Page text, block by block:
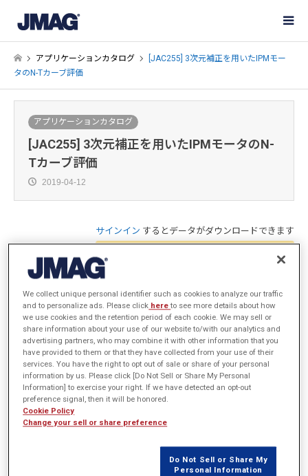
アプリケーションカタログ
[JAC255] 3次元補正を用いたIPMモー
タのN-Tカーブ評価
アプリケーションカタログ
[JAC255] 3次元補正を用いたIPMモータのN-
Tカーブ評価
2019-04-12
サインイン するとデータがダウンロードできます
概要
We collect unique personal identifier such as cookies to analyze our traffic
and to personalize ads. Please click hereto see more details about how
we use cookies and the retention period of each cookie. We may sell or
share information about your use of our website to/with our analytics and
advertising partners, who may combine it with other information that you
have provided to them or that they have collected from your use of their
services. You have the right to opt out of sale or share of your personal
information by us. Please click [Do Not Sell or Share My Personal
Information] to exercise your right. If we have detected an opt-out
preference signal, then it will be honored.
Cookie Policy
Change your sell or share preference
Do Not Sell or Share My
Personal Information